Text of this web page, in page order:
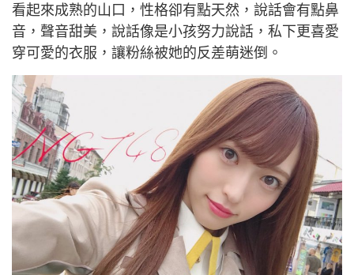
看起來成熟的山口，性格卻有點天然，說話會有點鼻
音，聲音甜美，說話像是小孩努力說話，私下更喜愛
穿可愛的衣服，讓粉絲被她的反差萌迷倒。